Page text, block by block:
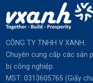
CÔNG TY TNHH V XANH.
Chuyên cung cấp các sản
bị công nghiệp.
MST: 0313605765 (Giấy